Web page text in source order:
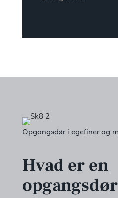
Opgangsdør i egefiner og
Hvad er en